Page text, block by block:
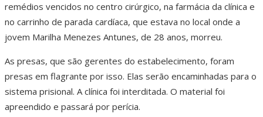
remédios vencidos no centro cirúrgico, na farmácia da clínica e
no carrinho de parada cardíaca, que estava no local onde a
jovem Marilha Menezes Antunes, de 28 anos, morreu.
As presas, que são gerentes do estabelecimento, foram
presas em flagrante por isso. Elas serão encaminhadas para o
sistema prisional. A clínica foi interditada. O material foi
apreendido e passará por perícia.